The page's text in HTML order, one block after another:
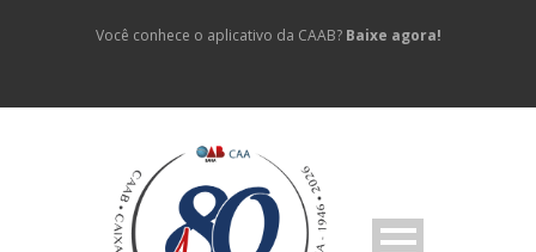
Você conhece o aplicativo da CAAB? Baixe agora!